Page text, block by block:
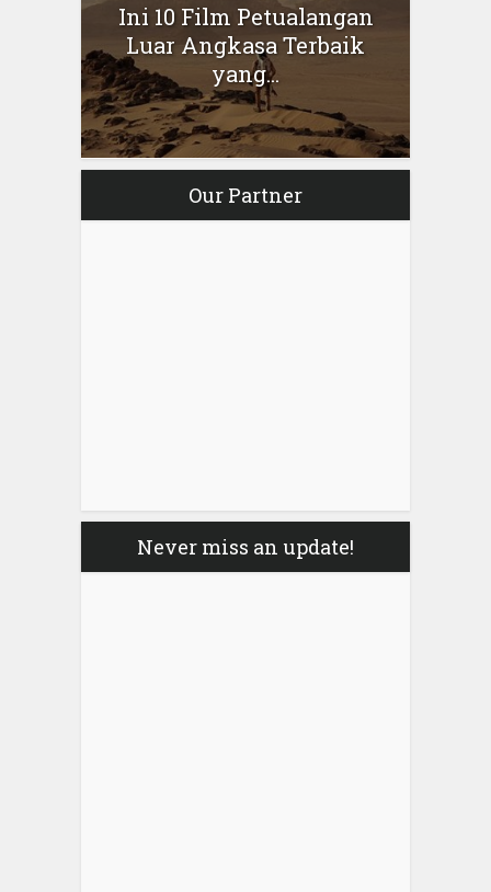
Ini 10 Film Petualangan
Luar Angkasa Terbaik
yang...
Our Partner
Never miss an update!